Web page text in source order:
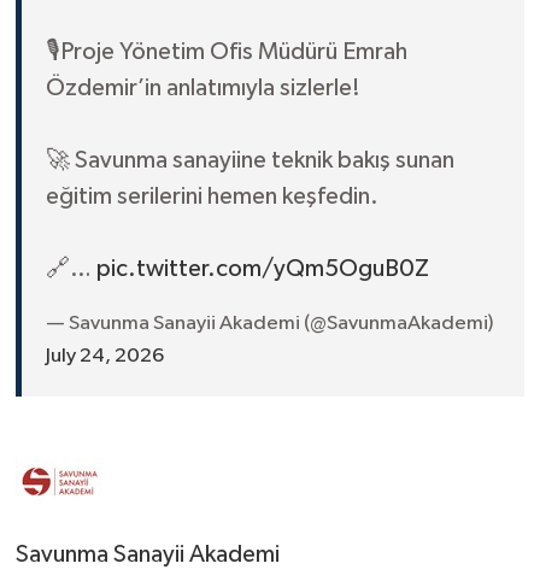
🎙️Proje Yönetim Ofis Müdürü Emrah
Özdemir’in anlatımıyla sizlerle!
🚀 Savunma sanayiine teknik bakış sunan
eğitim serilerini hemen keşfedin.
🔗… pic.twitter.com/yQm5OguB0Z
— Savunma Sanayii Akademi (@SavunmaAkademi)
July 24, 2026
Savunma Sanayii Akademi